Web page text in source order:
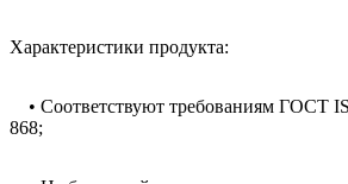
Характеристики продукта:
• Соответствуют требованиям ГОСТ
868;